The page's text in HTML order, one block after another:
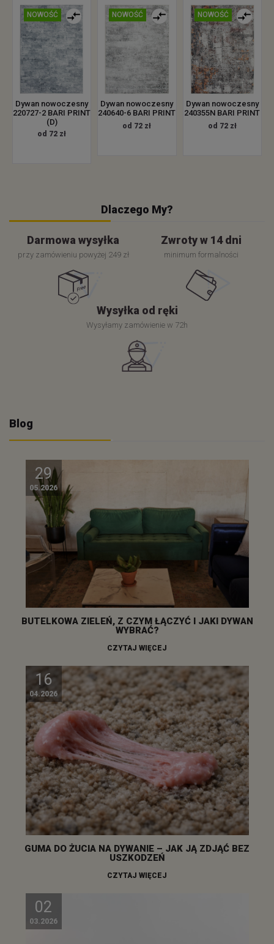
NOWOŚĆ
Dywan nowoczesny
220727-2 BARI PRINT
(D)
od 72 zł
NOWOŚĆ
Dywan nowoczesny
240640-6 BARI PRINT
od 72 zł
NOWOŚĆ
Dywan nowoczesny
240355N BARI PRINT
od 72 zł
Dlaczego My?
Darmowa wysyłka
przy zamówieniu powyżej 249 zł
Zwroty w 14 dni
minimum formalności
Wysyłka od ręki
Wysyłamy zamówienie w 72h
Blog
29
05.2026
BUTELKOWA ZIELEŃ, Z CZYM ŁĄCZYĆ I JAKI DYWAN
WYBRAĆ?
CZYTAJ WIĘCEJ
16
04.2026
GUMA DO ŻUCIA NA DYWANIE – JAK JĄ ZDJĄĆ BEZ
USZKODZEŃ
CZYTAJ WIĘCEJ
02
03.2026